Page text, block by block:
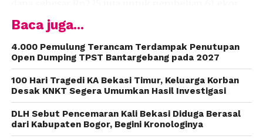
domba. Pelaku menjanjikan bahwa dalam waktu satu
tahun investasi tersebut akan berkembang menjadi
sekitar Rp450 juta atau memberikan keuntungan
hingga 100 persen dari nilai investasi,” kata Kusumo.
Selain menerima investasi berupa uang, pelaku juga
diduga menerima titipan sapi, kambing, dan domba
dari sejumlah korban yang berharap hewan tersebut
dijual saat musim kurban dengan sistem bagi hasil.
Baca juga...
4.000 Pemulung Terancam Terdampak Penutupan
Open Dumping TPST Bantargebang pada 2027
100 Hari Tragedi KA Bekasi Timur, Keluarga Korban
Desak KNKT Segera Umumkan Hasil Investigasi
DLH Sebut Pencemaran Kali Bekasi Diduga Berasal
dari Kabupaten Bogor, Begini Kronologinya